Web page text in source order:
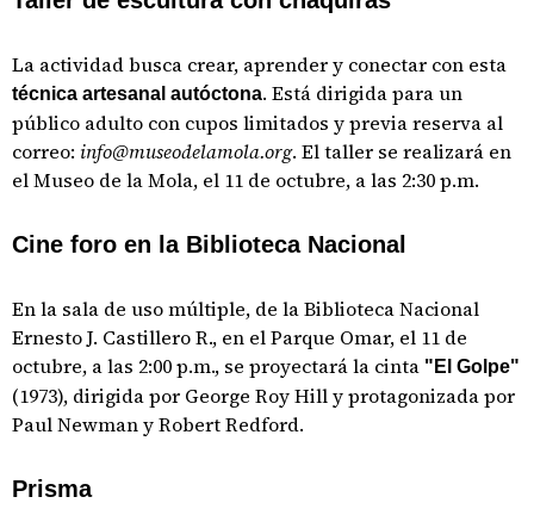
La actividad busca crear, aprender y conectar con esta
técnica artesanal autóctona. Está dirigida para un
público adulto con cupos limitados y previa reserva al
correo: info@museodelamola.org. El taller se realizará en
el Museo de la Mola, el 11 de octubre, a las 2:30 p.m.
Cine foro en la Biblioteca Nacional
En la sala de uso múltiple, de la Biblioteca Nacional
Ernesto J. Castillero R., en el Parque Omar, el 11 de
octubre, a las 2:00 p.m., se proyectará la cinta "El Golpe"
(1973), dirigida por George Roy Hill y protagonizada por
Paul Newman y Robert Redford.
Prisma